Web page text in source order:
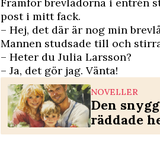
post i mitt fack.
– Hej, det där är nog min
Mannen studsade till och
– Heter du Julia Larsson?
– Ja, det gör jag. Vänta!
NOVELLER
Den
räddade